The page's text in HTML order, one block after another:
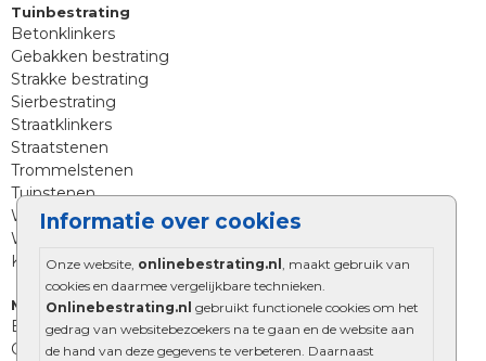
Informatie over cookies
Onze website, onlinebestrating.nl
, maakt gebruik van
cookies en daarmee vergelijkbare technieken.
Onlinebestrating.nl gebruikt functionele cookies om het
gedrag van websitebezoekers na te gaan en de website aan
de hand van deze gegevens te verbeteren. Daarnaast
Tuinbestrating
Betonklinkers
Gebakken bestrating
Strakke bestrating
Sierbestrating
Straatklinkers
Straatstenen
Trommelstenen
Tuinstenen
Waalformaat
Wildverband bestrating
Kingstones
Muurelementen
Betonbielzen
Opsluitbanden